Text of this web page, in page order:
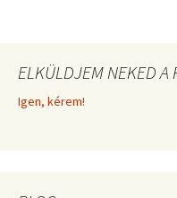
ELKÜLDJEM NEKED A
Igen, kérem!